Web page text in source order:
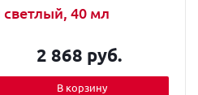
40 мл
2 868 руб.
В корзину